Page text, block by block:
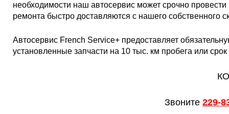
необходимости наш автосервис может срочно
ремонта быстро доставляются с нашего собственного
Автосервис French Service+ предоставляет
установленные запчасти на 10 тыс. км пробега или
Звоните229-